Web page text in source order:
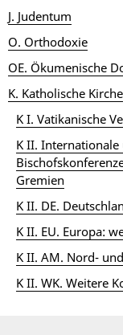
J. Judentum
O. Orthodoxie
OE. Ökumenische
K. Katholische Kirche
K I. Vatikanische
K II.
Gremien
K II. DE.
K II. EU. Europa:
K II. AM. Nord-
K II. WK. Weitere